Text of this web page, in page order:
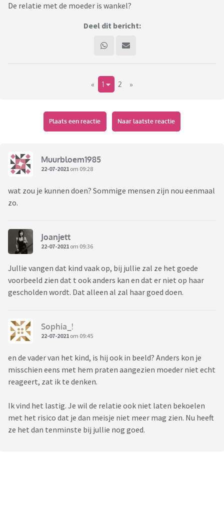
De relatie met de moeder is wankel?
Deel dit bericht:
« 1 2 »
Plaats een reactie Naar laatste reactie
Muurbloem1985
22-07-2021 om 09:28
wat zou je kunnen doen? Sommige mensen zijn nou eenmaal
zo.
Joanjett
22-07-2021 om 09:36
Jullie vangen dat kind vaak op, bij jullie zal ze het goede
voorbeeld zien dat t ook anders kan en dat er niet op haar
gescholden wordt. Dat alleen al zal haar goed doen.
Sophia_!
22-07-2021 om 09:45
en de vader van het kind, is hij ook in beeld? Anders kon je
misschien eens met hem praten aangezien moeder niet echt
reageert, zat ik te denken.
Ik vind het lastig. Je wil de relatie ook niet laten bekoelen
met het risico dat je dan meisje niet meer mag zien. Nu heeft
ze het dan tenminste bij jullie nog goed.